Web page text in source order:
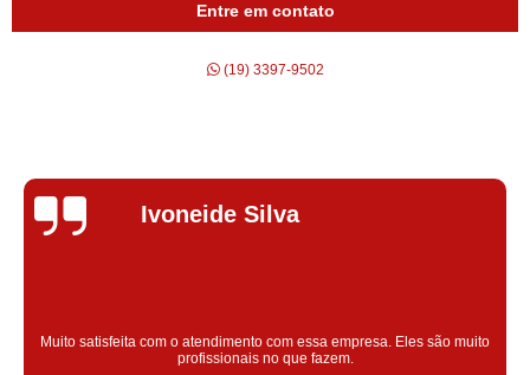
Entre em contato
(19) 3397-9502
Silvana Alves
Super satisfeita com o serviço prestado, atendimento muito bom!
colaoradores educado e transparente, destaque para o colaborador
Claudinei excelente profissional!